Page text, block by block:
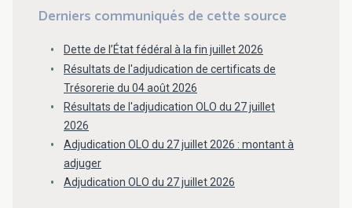
Derniers communiqués de cette source
Dette de l’État fédéral à la fin juillet 2026
Résultats de l'adjudication de certificats de
Trésorerie du 04 août 2026
Résultats de l'adjudication OLO du 27 juillet
2026
Adjudication OLO du 27 juillet 2026 : montant à
adjuger
Adjudication OLO du 27 juillet 2026